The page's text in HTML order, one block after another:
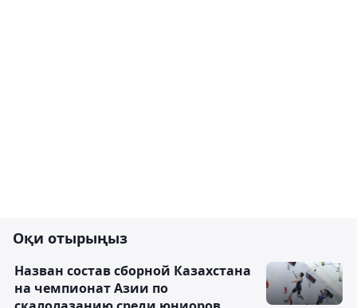
Оқи отырыңыз
Назван состав сборной Казахстана
на чемпионат Азии по